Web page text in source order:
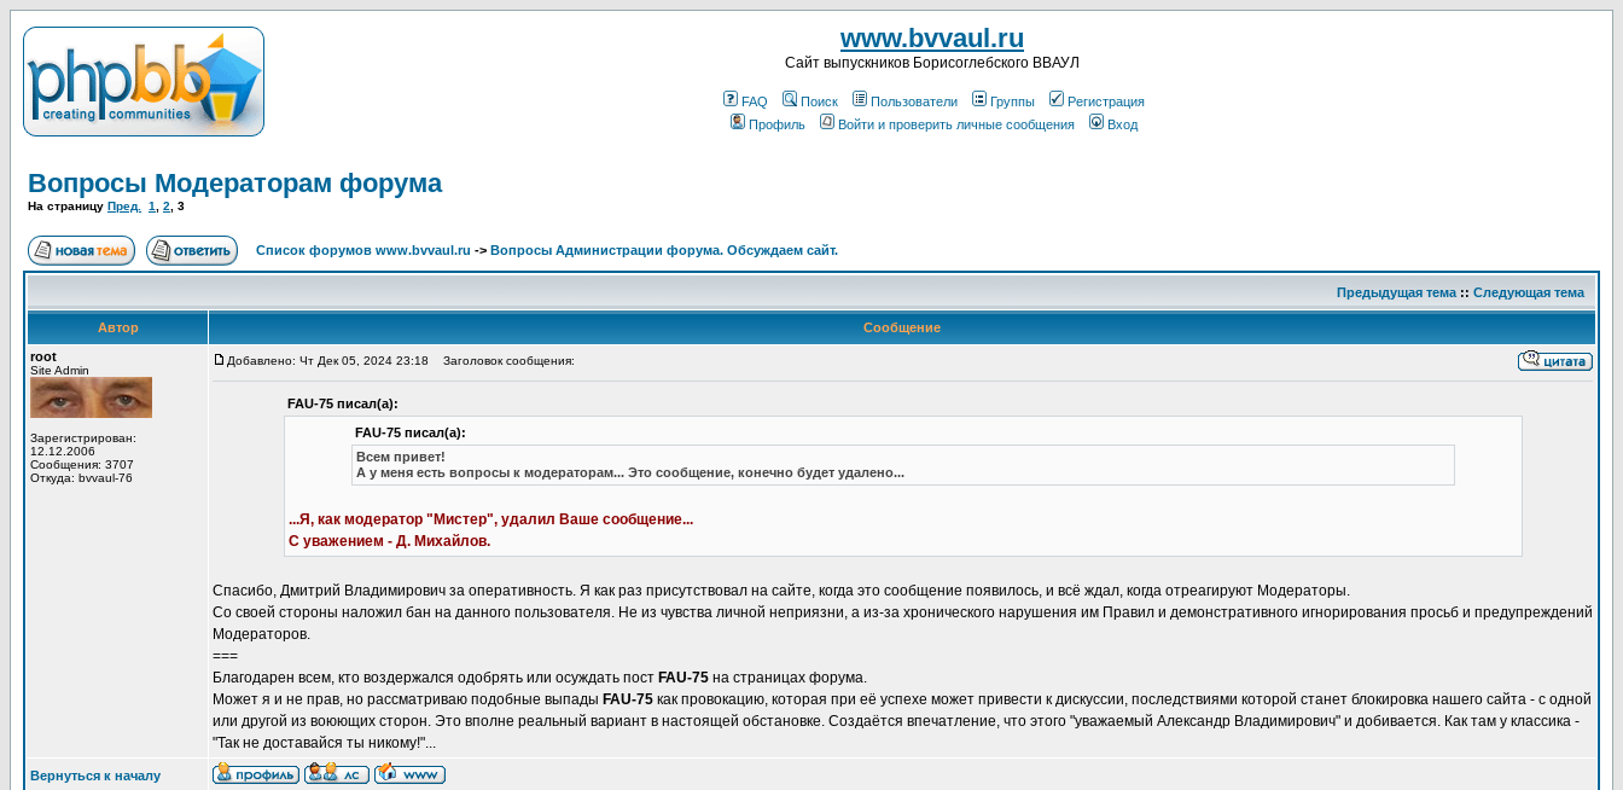
www.bvvaul.ru
Cайт выпускников Борисоглебского ВВАУЛ
FAQ Поиск Пользователи Группы
Регистрация
Профиль
Войти и проверить личные сообщения Вход
Вопросы Модераторам форума
На страницу Пред. 1 2 3
Список форумов www.bvvaul.ru -> Вопросы Администрации форума. Обсуждаем сайт.
Предыдущая тема :: Следующая тема
Автор
Сообщение
root
Site Admin
Зарегистрирован:
12.12.2006
Сообщения: 3707
Откуда: bvvaul-76
Добавлено: Чт Дек 05, 2024 23:18 Заголовок сообщения:
FAU-75 писал(а):
FAU-75 писал(а):
Всем привет!
А у меня есть вопросы к модераторам... Это сообщение, конечно будет удалено...
...Я, как модератор "Мистер", удалил Ваше сообщение...
С уважением - Д. Михайлов.
Спасибо, Дмитрий Владимирович за оперативность. Я как раз присутствовал на сайте, когда это сообщение появилось, и всё ждал, когда отреагируют Модераторы.
Со своей стороны наложил бан на данного пользователя. Не из чувства личной неприязни, а из-за хронического нарушения им Правил и демонстративного игнорирования просьб и предупреждений
Модераторов.
===
Благодарен всем, кто воздержался одобрять или осуждать пост FAU-75 на страницах форума.
Может я и не прав, но рассматриваю подобные выпады FAU-75 как провокацию, которая при её успехе может привести к дискуссии, последствиями которой станет блокировка нашего сайта - с одной
или другой из воюющих сторон. Это вполне реальный вариант в настоящей обстановке. Создаётся впечатление, что этого "уважаемый Александр Владимирович" и добивается. Как там у классика -
"Так не доставайся ты никому!"...
Вернуться к началу